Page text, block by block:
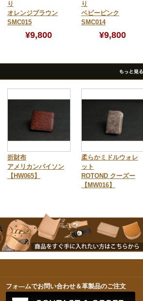
り
オレンジブラウン
SMC015
¥9,800
り
ベビーピンク
SMC014
¥9,800
折財布
アメリカンバイソン
【HW065】
柔らかミドルウォレ
ット
ROTOND クーズー
【MW016】
フォ—ムでお問い合わせ＆革製品のご注文